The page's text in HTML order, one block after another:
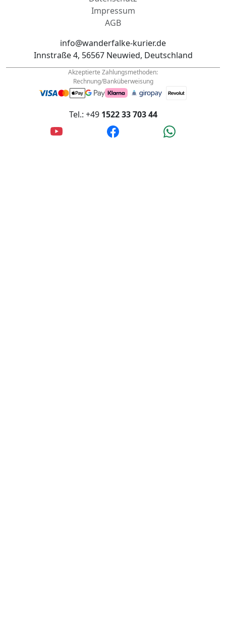
info@wanderfalke-kurier.de
Innstraße 4, 56567 Neuwied, Deutschland
Rechnung/Banküberweisung
Tel.: +491522 33 703 44